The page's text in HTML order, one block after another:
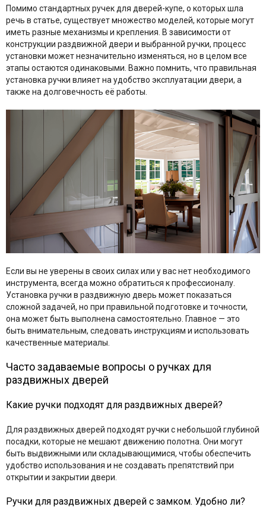
Помимо стандартных ручек для дверей-купе, о которых шла
речь в статье, существует множество моделей, которые могут
иметь разные механизмы и крепления. В зависимости от
конструкции раздвижной двери и выбранной ручки, процесс
установки может незначительно изменяться, но в целом все
этапы остаются одинаковыми. Важно помнить, что правильная
установка ручки влияет на удобство эксплуатации двери, а
также на долговечность её работы.
Если вы не уверены в своих силах или у вас нет необходимого
инструмента, всегда можно обратиться к профессионалу.
Установка ручки в раздвижную дверь может показаться
сложной задачей, но при правильной подготовке и точности,
она может быть выполнена самостоятельно. Главное — это
быть внимательным, следовать инструкциям и использовать
качественные материалы.
Часто задаваемые вопросы о ручках для
раздвижных дверей
Какие ручки подходят для раздвижных дверей?
Для раздвижных дверей подходят ручки с небольшой глубиной
посадки, которые не мешают движению полотна. Они могут
быть выдвижными или складывающимися, чтобы обеспечить
удобство использования и не создавать препятствий при
открытии и закрытии двери.
Ручки для раздвижных дверей c замком. Удобно ли?